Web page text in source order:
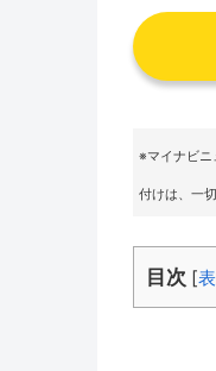
※マイナビニ
付けは、一
目次 [